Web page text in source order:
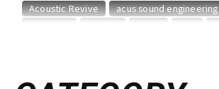
Acoustic Revive acus sound engineering